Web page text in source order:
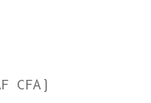
CFA)